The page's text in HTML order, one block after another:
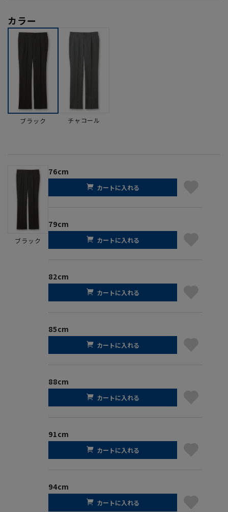
カラー
ブラック チャコール
ブラック
76cm
カートに入れる
79cm
カートに入れる
82cm
カートに入れる
85cm
カートに入れる
88cm
カートに入れる
91cm
カートに入れる
94cm
カートに入れる